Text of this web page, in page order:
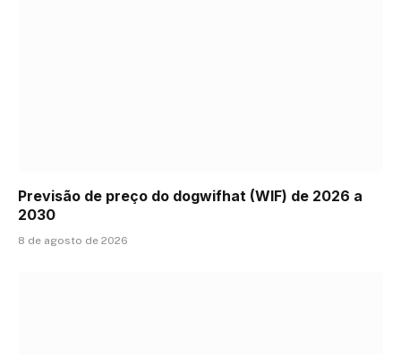
Previsão de preço do dogwifhat (WIF) de 2026 a
2030
8 de agosto de 2026